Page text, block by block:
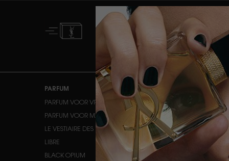
GRATIS STANDAARD
LEVERING VANAF € 50
Navigatie voettekst
PARFUM
PARFUM VOOR VROUWEN
PARFUM VOOR MANNEN
LE VESTIAIRE DES PARFUMS
LIBRE
BLACK OPIUM
MAKE-UP
HUIDTINT
OGEN
LIPPEN